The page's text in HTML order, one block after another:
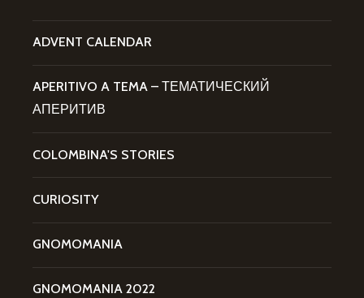
ADVENT CALENDAR
APERITIVO A TEMA – ТЕМАТИЧЕСКИЙ
АПЕРИТИВ
COLOMBINA'S STORIES
CURIOSITY
GNOMOMANIA
GNOMOMANIA 2022